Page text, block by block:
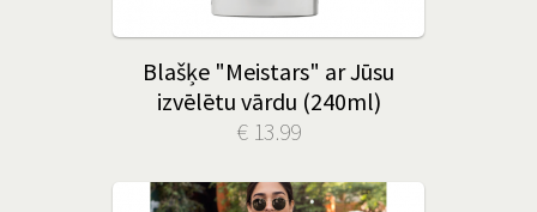
Blašķe "Meistars" ar Jūsu
izvēlētu vārdu (240ml)
€ 13.99